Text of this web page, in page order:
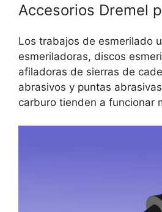
Accesorios Dremel
Los trabajos de esmerilado
esmeriladoras, discos
afiladoras de sierras de
abrasivos y puntas
carburo tienden a funcionar